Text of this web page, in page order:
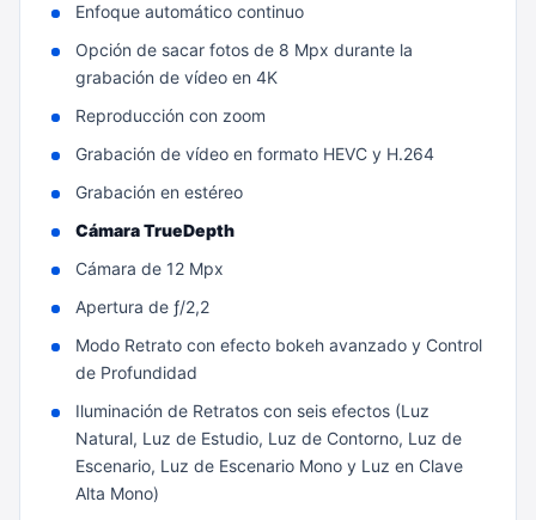
Enfoque automático continuo
Opción de sacar fotos de 8 Mpx durante la
grabación de vídeo en 4K
Reproducción con zoom
Grabación de vídeo en formato HEVC y H.264
Grabación en estéreo
Cámara TrueDepth
Cámara de 12 Mpx
Apertura de ƒ/2,2
Modo Retrato con efecto bokeh avanzado y Control
de Profundidad
Iluminación de Retratos con seis efectos (Luz
Natural, Luz de Estudio, Luz de Contorno, Luz de
Escenario, Luz de Escenario Mono y Luz en Clave
Alta Mono)